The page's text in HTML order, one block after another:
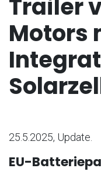
Trailer
Motors
25.5.2025, Update.
EU-